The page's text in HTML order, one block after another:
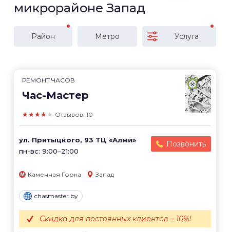
микрорайоне Запад
Район Метро Услуга
РЕМОНТ ЧАСОВ
Час-Мастер
★★★★★ Отзывов: 10
ул. Притыцкого, 93 ТЦ «Алми»
пн-вс: 9:00–21:00
Позвонить
Каменная Горка Запад
chasmaster.by
Скидка для постоянных клиентов – 10%!